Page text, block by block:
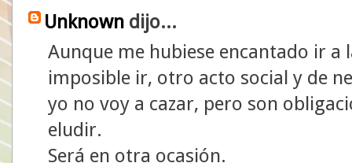
Unknown dijo...
Aunque me hubiese encantado ir a
imposible ir, otro acto social y de
yo no voy a cazar, pero son
eludir.
Será en otra ocasión.